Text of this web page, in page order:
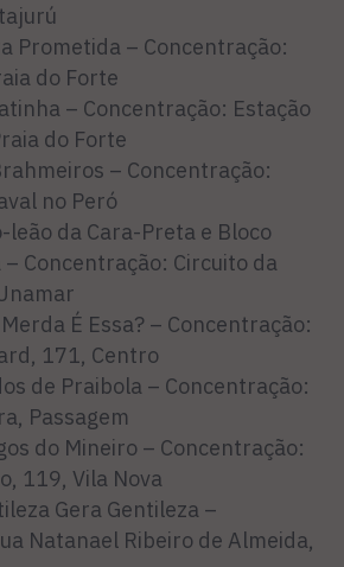
Prometida – Concentração:
do Forte
– Concentração: Estação
do Forte
– Concentração:
no Peró
leão da Cara-Preta e Bloco
– Concentração: Circuito da
É Essa? – Concentração:
171, Centro
de Praibola – Concentração:
Passagem
do Mineiro – Concentração:
119, Vila Nova
Gera Gentileza –
Natanael Ribeiro de Almeida,